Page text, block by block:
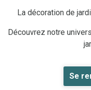
La décoration de
Découvrez notre
Se